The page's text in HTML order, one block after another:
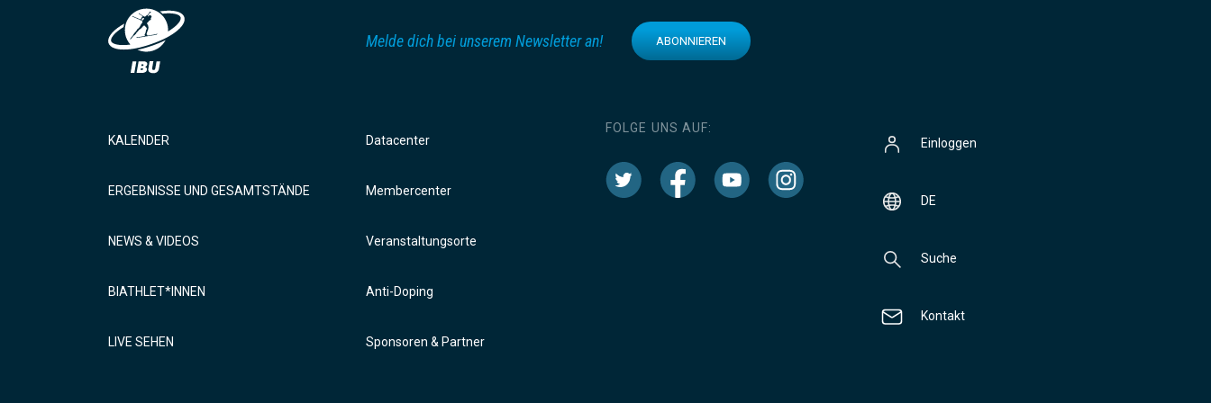
Melde dich bei unserem Newsletter an! ABONNIEREN
KALENDER
ERGEBNISSE UND GESAMTSTÄNDE
NEWS & VIDEOS
BIATHLET*INNEN
LIVE SEHEN
Datacenter
Membercenter
Veranstaltungsorte
Anti-Doping
Sponsoren & Partner
FOLGE UNS AUF:
Einloggen
DE
Suche
Kontakt